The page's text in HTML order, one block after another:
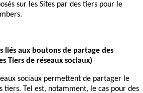
sur les Sites par des tiers pour le
liés aux boutons de partage des
Tiers de réseaux sociaux)
sociaux permettent de partager le
tiers. Tel est, notamment, le cas pour des